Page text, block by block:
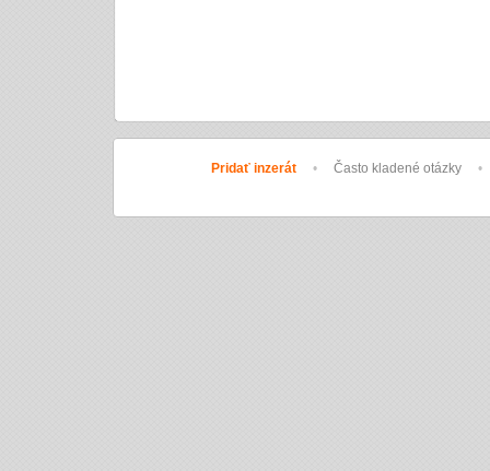
Pridať inzerát • Často kladené otázky •